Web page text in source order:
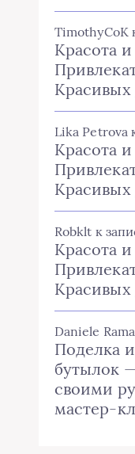
TimothyCoK
Красота
Lika Petrova
Красота
Robklt к
Красота
Daniele
Поделка
бутылок
своими
мастер-